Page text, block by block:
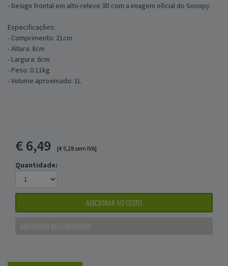
- Design frontal em alto-relevo 3D com a imagem oficial do Snoopy.
Especificações:
- Comprimento: 21cm
- Altura: 8cm
- Largura: 6cm
- Peso: 0.11kg
- Volume aproximado: 1L
€6,49 [€ 5,28 sem IVA]
Quantidade:
ADICIONAR AO CESTO
ADICIONAR AOS FAVORITOS